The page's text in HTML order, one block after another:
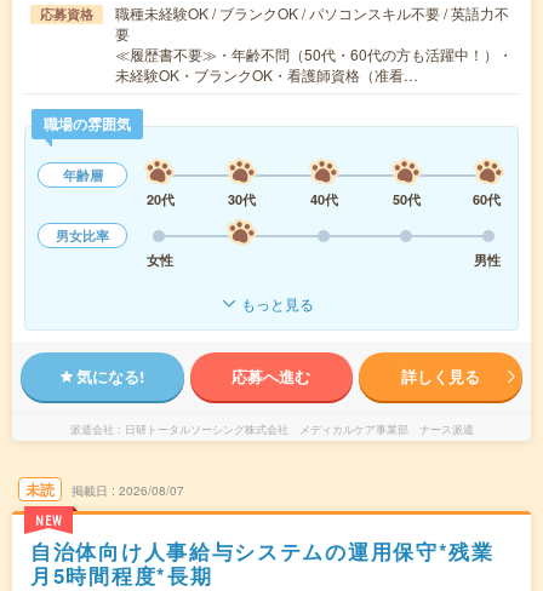
応募資格
職種未経験OK / ブランクOK / パソコンスキル不要 / 英語力不
要
≪履歴書不要≫・年齢不問（50代・60代の方も活躍中！）・
未経験OK・ブランクOK・看護師資格（准看…
職場の雰囲気
年齢層
20代
30代 40代 50代
60代
男女比率
女性
男性
もっと見る
気になる! 応募へ進む 詳しく見る
派遣会社 日研トータルソーシング株式会社 メディカルケア事業部 ナース派遣
未読
NEW
掲載日 2026/08/07
自治体向け人事給与システムの運用保守*残業
月5時間程度*長期